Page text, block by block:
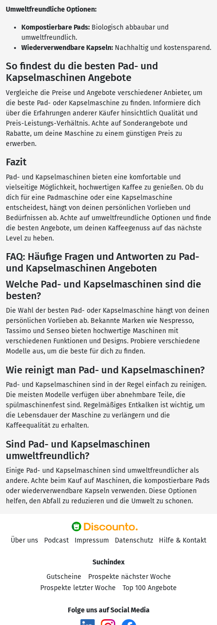
Umweltfreundliche Optionen:
Kompostierbare Pads: Biologisch abbaubar und
umweltfreundlich.
Wiederverwendbare Kapseln: Nachhaltig und kostensparend.
So findest du die besten Pad- und
Kapselmaschinen Angebote
Vergleiche die Preise und Angebote verschiedener Anbieter, um
die beste Pad- oder Kapselmaschine zu finden. Informiere dich
über die Erfahrungen anderer Käufer hinsichtlich Qualität und
Preis-Leistungs-Verhältnis. Achte auf Sonderangebote und
Rabatte, um deine Maschine zu einem günstigen Preis zu
erwerben.
Fazit
Pad- und Kapselmaschinen bieten eine komfortable und
vielseitige Möglichkeit, hochwertigen Kaffee zu genießen. Ob du
dich für eine Padmaschine oder eine Kapselmaschine
entscheidest, hängt von deinen persönlichen Vorlieben und
Bedürfnissen ab. Achte auf umweltfreundliche Optionen und finde
die besten Angebote, um deinen Kaffeegenuss auf das nächste
Level zu heben.
FAQ: Häufige Fragen und Antworten zu Pad-
und Kapselmaschinen Angeboten
Welche Pad- und Kapselmaschinen sind die
besten?
Die Wahl der besten Pad- oder Kapselmaschine hängt von deinen
persönlichen Vorlieben ab. Bekannte Marken wie Nespresso,
Tassimo und Senseo bieten hochwertige Maschinen mit
verschiedenen Funktionen und Designs. Probiere verschiedene
Modelle aus, um die beste für dich zu finden.
Wie reinigt man Pad- und Kapselmaschinen?
Pad- und Kapselmaschinen sind in der Regel einfach zu reinigen.
Die meisten Modelle verfügen über abnehmbare Teile, die
spülmaschinenfest sind. Regelmäßiges Entkalken ist wichtig, um
die Lebensdauer der Maschine zu verlängern und die
Kaffeequalität zu erhalten.
Sind Pad- und Kapselmaschinen
umweltfreundlich?
Einige Pad- und Kapselmaschinen sind umweltfreundlicher als
andere. Achte beim Kauf auf Maschinen, die kompostierbare Pads
oder wiederverwendbare Kapseln verwenden. Diese Optionen
helfen, den Abfall zu reduzieren und die Umwelt zu schonen.
Über uns Podcast Impressum Datenschutz Hilfe & Kontakt
Suchindex
Gutscheine
Prospekte nächster Woche
Prospekte letzter Woche
Top 100 Angebote
Folge uns auf Social Media